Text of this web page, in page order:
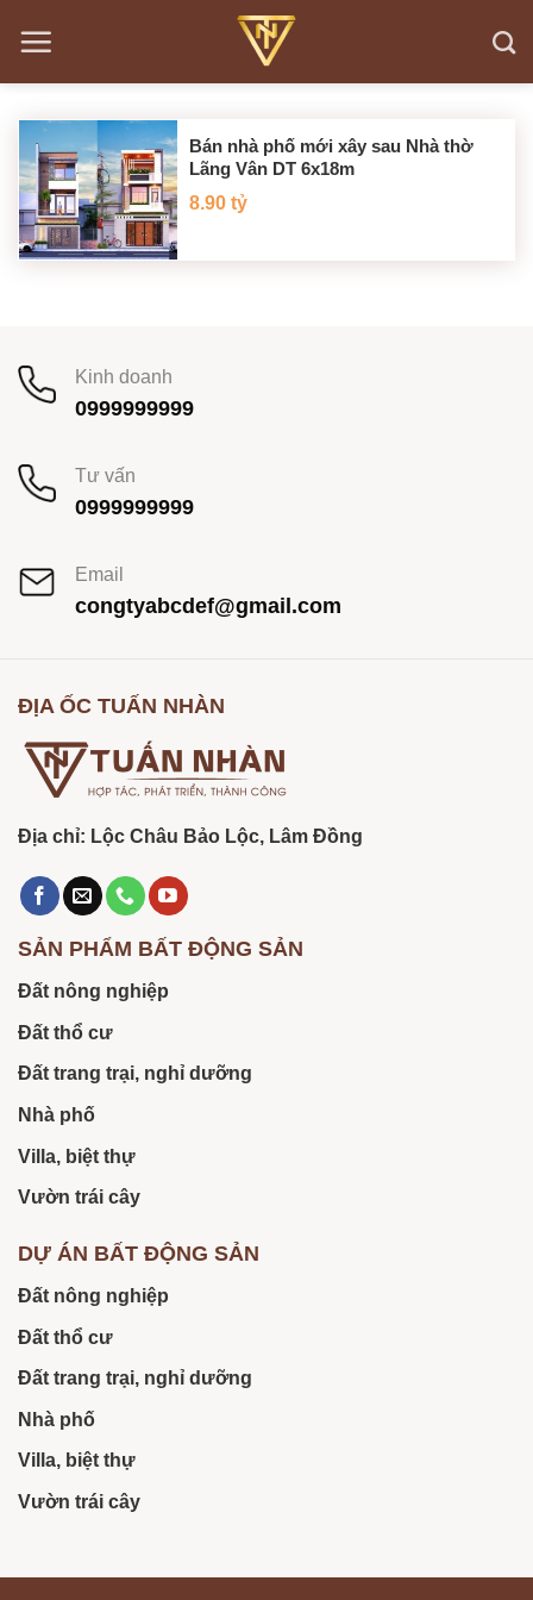
qua
Bán nhà phố mới xây sau Nhà thờ
Lãng Vân DT 6x18m
8.90 tỷ
Kinh doanh
0999999999
Tư vấn
0999999999
Email
congtyabcdef@gmail.com
ĐỊA ỐC TUẤN NHÀN
Địa chỉ: Lộc Châu Bảo Lộc, Lâm Đồng
SẢN PHẨM BẤT ĐỘNG SẢN
Đất nông nghiệp
Đất thổ cư
Đất trang trại, nghỉ dưỡng
Nhà phố
Villa, biệt thự
Vườn trái cây
DỰ ÁN BẤT ĐỘNG SẢN
Đất nông nghiệp
Đất thổ cư
Đất trang trại, nghỉ dưỡng
Nhà phố
Villa, biệt thự
Vườn trái cây